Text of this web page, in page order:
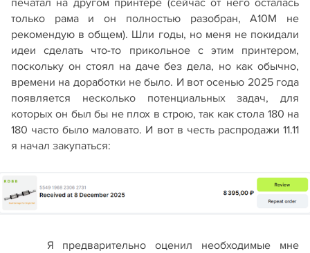
только рама и он полностью разобран, А10M не
рекомендую в общем). Шли годы, но меня не покидали
идеи сделать что-то прикольное с этим принтером,
поскольку он стоял на даче без дела, но как обычно,
времени на доработки не было. И вот осенью 2025 года
появляется несколько потенциальных задач, для
которых он был бы не плох в строю, так как стола 180 на
180 часто было маловато. И вот в честь распродажи 11.11
я начал закупаться:
Я предварительно оценил необходимые мне